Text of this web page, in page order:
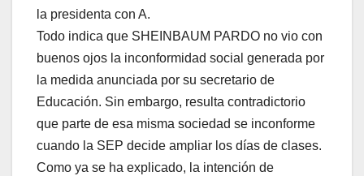
la presidenta con A.
Todo indica que SHEINBAUM PARDO no vio con
buenos ojos la inconformidad social generada por
la medida anunciada por su secretario de
Educación. Sin embargo, resulta contradictorio
que parte de esa misma sociedad se inconforme
cuando la SEP decide ampliar los días de clases.
Como ya se ha explicado, la intención de